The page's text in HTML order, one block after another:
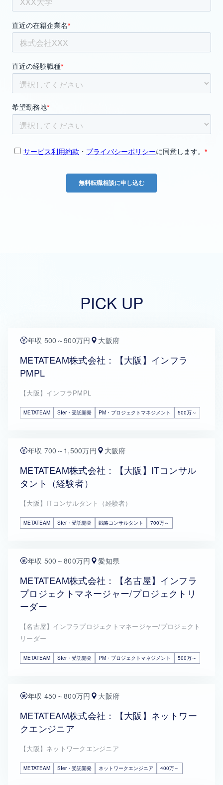
PICK UP
年収 500～900万円 大阪府
METATEAM株式会社：【大阪】インフラ
PMPL
【大阪】インフラPMPL
METATEAM SIer・受託開発 PM・プロジェクトマネジメント 500万～
年収 700～1,500万円 大阪府
METATEAM株式会社：【大阪】ITコンサル
タント（経験者）
【大阪】ITコンサルタント（経験者）
METATEAM SIer・受託開発 戦略コンサルタント 700万～
年収 500～800万円 愛知県
METATEAM株式会社：【名古屋】インフラ
プロジェクトマネージャー/プロジェクトリ
ーダー
【名古屋】インフラプロジェクトマネージャー/プロジェクト
リーダー
METATEAM SIer・受託開発 PM・プロジェクトマネジメント 500万～
年収 450～800万円 大阪府
METATEAM株式会社：【大阪】ネットワー
クエンジニア
【大阪】ネットワークエンジニア
METATEAM SIer・受託開発 ネットワークエンジニア 400万～